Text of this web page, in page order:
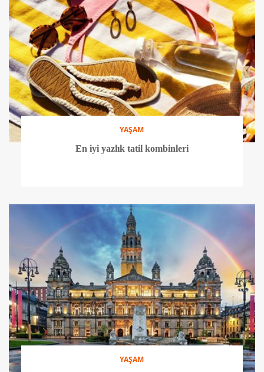
YAŞAM
En iyi yazlık tatil kombinleri
YAŞAM